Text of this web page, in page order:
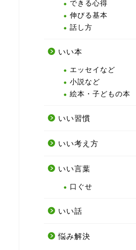
できる心得
伸びる基本
話し方
いい本
エッセイなど
小説など
絵本・子どもの本
いい習慣
いい考え方
いい言葉
口ぐせ
いい話
悩み解決